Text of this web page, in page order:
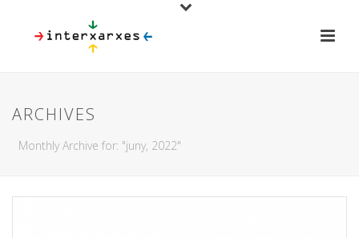
ARCHIVES
Monthly Archive for: "juny, 2022"